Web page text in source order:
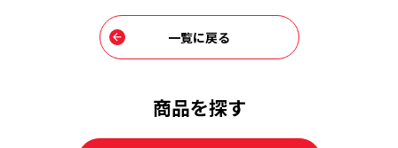
一覧に戻る
商品を探す